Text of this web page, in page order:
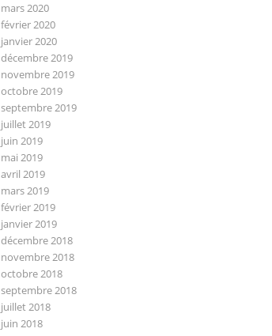
mars 2020
février 2020
janvier 2020
décembre 2019
novembre 2019
octobre 2019
septembre 2019
juillet 2019
juin 2019
mai 2019
avril 2019
mars 2019
février 2019
janvier 2019
décembre 2018
novembre 2018
octobre 2018
septembre 2018
juillet 2018
juin 2018